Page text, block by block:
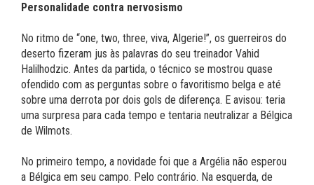
Personalidade contra nervosismo
No ritmo de “one, two, three, viva, Algerie!”, os guerreiros do
deserto fizeram jus às palavras do seu treinador Vahid
Halilhodzic. Antes da partida, o técnico se mostrou quase
ofendido com as perguntas sobre o favoritismo belga e até
sobre uma derrota por dois gols de diferença. E avisou: teria
uma surpresa para cada tempo e tentaria neutralizar a Bélgica
de Wilmots.
No primeiro tempo, a novidade foi que a Argélia não esperou
a Bélgica em seu campo. Pelo contrário. Na esquerda, de